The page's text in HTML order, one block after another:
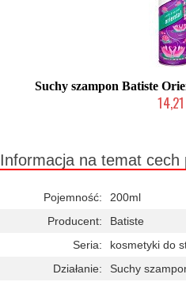
Suchy szampon Batiste
Informacja na temat cech
Pojemność:
200ml
Producent:
Batiste
Seria:
kosmetyki do
Działanie:
Suchy